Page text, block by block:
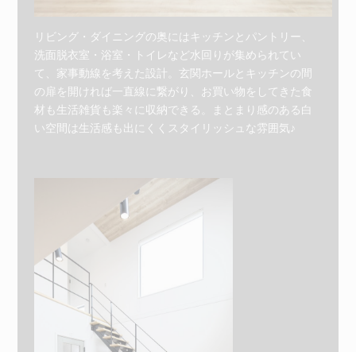
リビング・ダイニングの奥にはキッチンとパントリー、
洗面脱衣室・浴室・トイレなど水回りが集められてい
て、家事動線を考えた設計。玄関ホールとキッチンの間
の扉を開ければ一直線に繋がり、お買い物をしてきた食
材も生活雑貨も楽々に収納できる。まとまり感のある白
い空間は生活感も出にくくスタイリッシュな雰囲気♪